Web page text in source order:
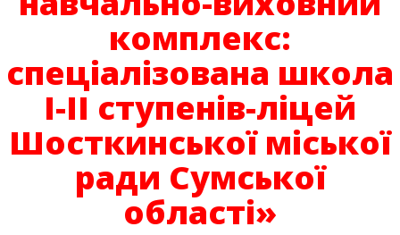
комплекс:
спеціалізована школа
І-ІІ ступенів-ліцей
Шосткинської міської
ради Сумської
області»